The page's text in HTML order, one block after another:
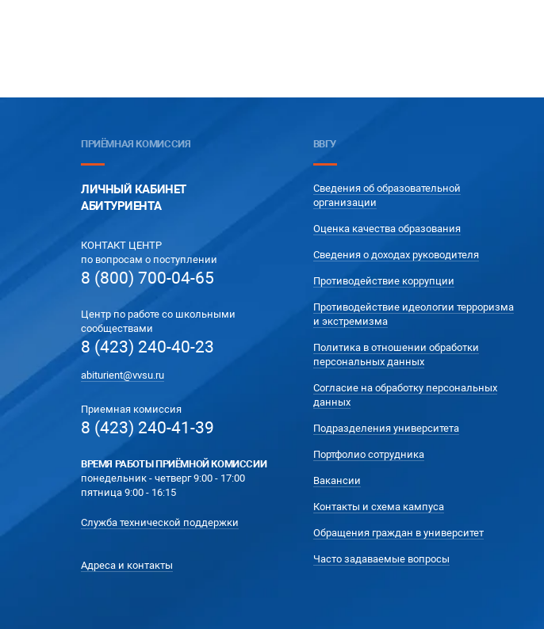
ПРИЁМНАЯ КОМИССИЯ
ЛИЧНЫЙ КАБИНЕТ
АБИТУРИЕНТА
КОНТАКТ ЦЕНТР
по вопросам о поступлении
8 (800) 700-04-65
Центр по работе со школьными
сообществами
8 (423) 240-40-23
abiturient@vvsu.ru
Приемная комиссия
8 (423) 240-41-39
ВРЕМЯ РАБОТЫ ПРИЁМНОЙ КОМИССИИ
понедельник - четверг 9:00 - 17:00
пятница 9:00 - 16:15
Служба технической поддержки
Адреса и контакты
ВВГУ
Сведения об образовательной
организации
Оценка качества образования
Сведения о доходах руководителя
Противодействие коррупции
Противодействие идеологии терроризма
и экстремизма
Политика в отношении обработки
персональных данных
Согласие на обработку персональных
данных
Подразделения университета
Портфолио сотрудника
Вакансии
Контакты и схема кампуса
Обращения граждан в университет
Часто задаваемые вопросы